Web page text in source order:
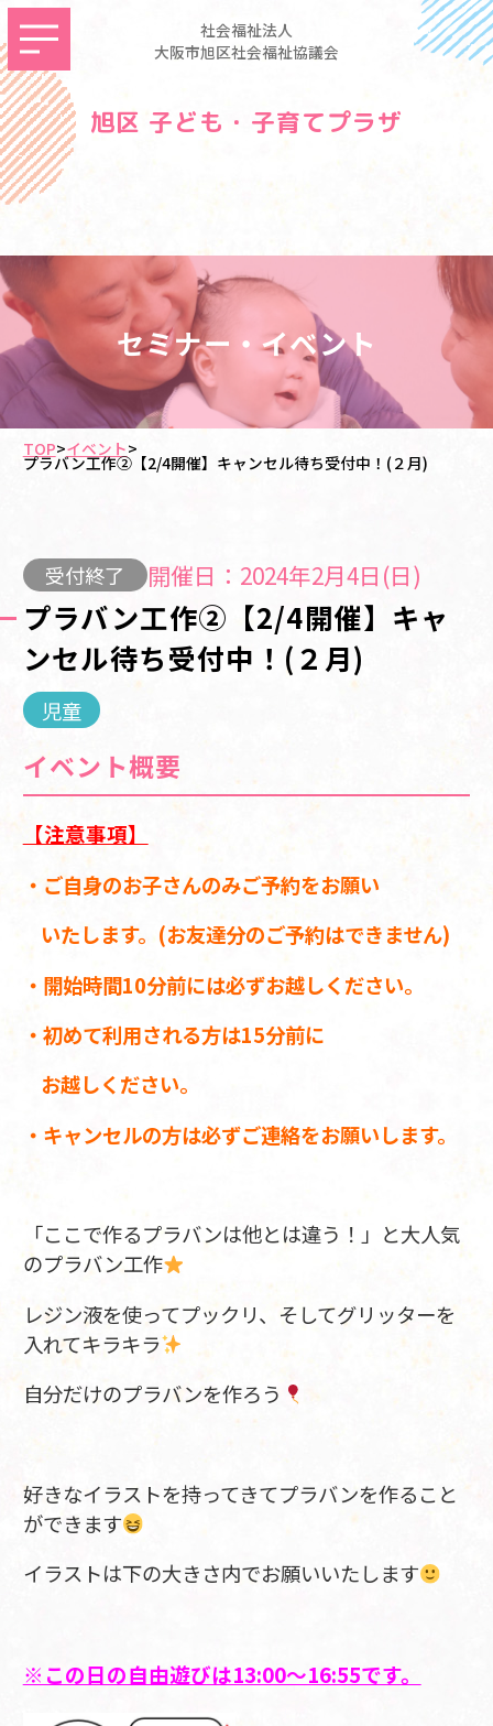
社会福祉法人
大阪市旭区社会福祉協議会
旭区 子ども・子育てプラザ
セミナー・イベント
TOP>イベント>
プラバン工作②【2/4開催】キャンセル待ち受付中！(２月)
受付終了 開催日：2024年2月4日(日)
プラバン工作②【2/4開催】キャ
ンセル待ち受付中！(２月)
児童
イベント概要
【注意事項】
・ご自身のお子さんのみご予約をお願い
いたします。(お友達分のご予約はできません)
・開始時間10分前には必ずお越しください。
・初めて利用される方は15分前に
お越しください。
・キャンセルの方は必ずご連絡をお願いします。
「ここで作るプラバンは他とは違う！」と大人気
のプラバン工作
レジン液を使ってプックリ、そしてグリッターを
入れてキラキラ
自分だけのプラバンを作ろう
好きなイラストを持ってきてプラバンを作ること
ができます
イラストは下の大きさ内でお願いいたします
※この日の自由遊びは13:00～16:55です。